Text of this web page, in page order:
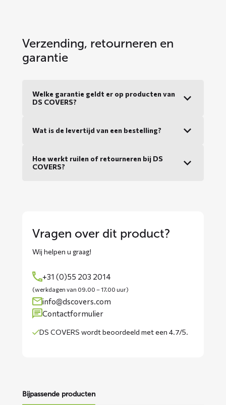
Verzending, retourneren en
garantie
Welke garantie geldt er op producten van
DS COVERS?
Wat is de levertijd van een bestelling?
Hoe werkt ruilen of retourneren bij DS
COVERS?
Vragen over dit product?
Wij helpen u graag!
+31 (0)55 203 2014
(werkdagen van 09.00 – 17.00 uur)
info@dscovers.com
Contactformulier
DS COVERS wordtbeoordeeld met een 4.7/5.
Bijpassende producten